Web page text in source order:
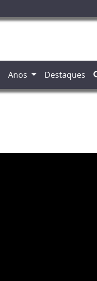
Anos Destaques